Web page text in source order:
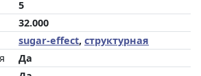
5
32.000
sugar-effect, структурная
Да